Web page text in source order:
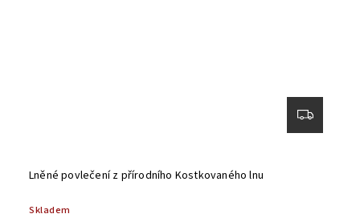
Lněné povlečení z přírodního Kostkovaného lnu
Skladem